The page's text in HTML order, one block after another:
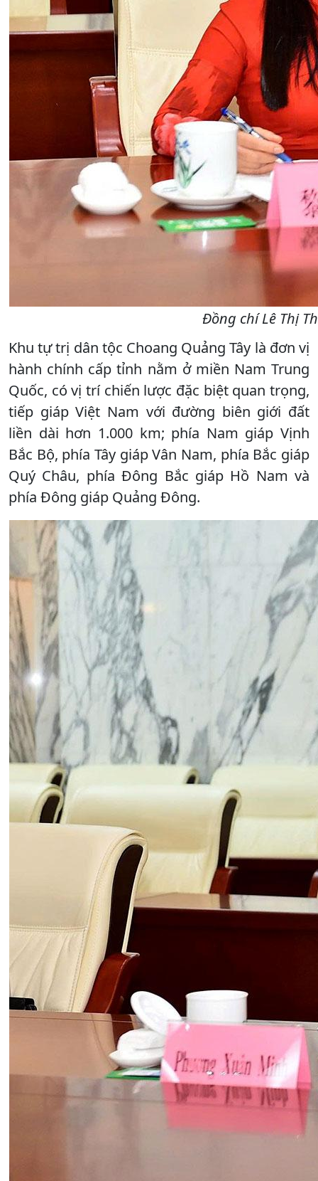
Đồng chí Lê Thị
Khu tự trị dân tộc Choang Quảng Tây là đơn vị
hành chính cấp tỉnh nằm ở miền Nam Trung
Quốc, có vị trí chiến lược đặc biệt quan trọng,
tiếp giáp Việt Nam với đường biên giới đất
liền dài hơn 1.000 km; phía Nam giáp Vịnh
Bắc Bộ, phía Tây giáp Vân Nam, phía Bắc giáp
Quý Châu, phía Đông Bắc giáp Hồ Nam và
phía Đông giáp Quảng Đông.